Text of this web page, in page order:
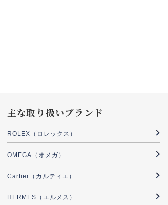
主な取り扱いブランド
ROLEX（ロレックス）
OMEGA（オメガ）
Cartier（カルティエ）
HERMES（エルメス）